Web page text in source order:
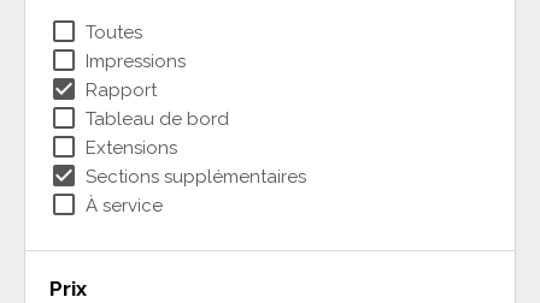
check_box_outline_blank Toutes
check_box_outline_blank Impressions
check_box Rapport
check_box_outline_blank Tableau de bord
check_box_outline_blank Extensions
check_box Sections supplémentaires
check_box_outline_blank À service
Prix